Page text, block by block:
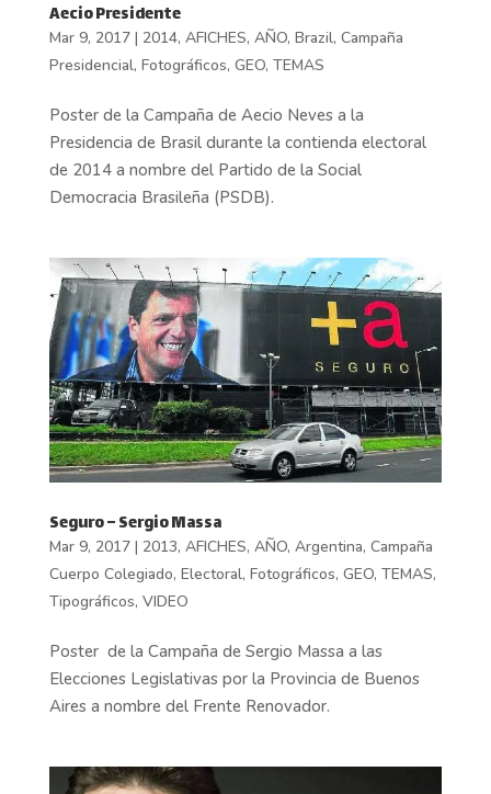
Aecio Presidente
Mar 9, 2017| 2014, AFICHES, AÑO, Brazil, Campaña
Presidencial, Fotográficos, GEO, TEMAS
Poster de la Campaña de Aecio Neves a la
Presidencia de Brasil durante la contienda electoral
de 2014 a nombre del Partido de la Social
Democracia Brasileña (PSDB).
Seguro – Sergio Massa
Mar 9, 2017| 2013, AFICHES, AÑO, Argentina, Campaña
Cuerpo Colegiado, Electoral, Fotográficos, GEO, TEMAS,
Tipográficos, VIDEO
Poster de la Campaña de Sergio Massa a las
Elecciones Legislativas por la Provincia de Buenos
Aires a nombre del Frente Renovador.